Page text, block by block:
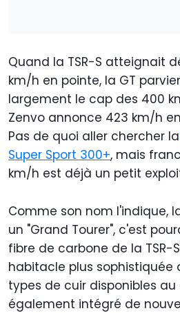
Quand la TSR-S atteignait
km/h en pointe, la GT
largement le cap des 400
Zenvo annonce 423 km/h
Pas de quoi aller chercher la
Super Sport 300+, mais
km/h est déjà un petit
Comme son nom l'indique,
un "Grand Tourer", c'est
fibre de carbone de la TSR-
habitacle plus sophistiquée
types de cuir disponibles
également intégré de